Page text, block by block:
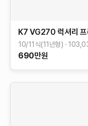
K7 VG270 럭셔리
10/11식(11년형)
690만원